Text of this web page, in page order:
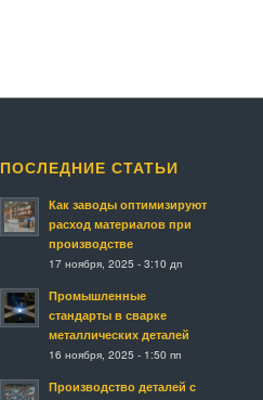
ПОСЛЕДНИЕ СТАТЬИ
Как заводы оптимизируют
расход материалов при
производстве
17 ноября, 2025 - 3:10 дп
Промышленные
стандарты в сварке
металлических деталей
16 ноября, 2025 - 1:50 пп
Производство деталей с